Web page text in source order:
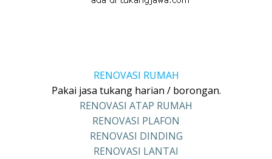
RENOVASI RUMAH
Pakai jasa tukang harian / borongan.
RENOVASI ATAP RUMAH
RENOVASI PLAFON
RENOVASI DINDING
RENOVASI LANTAI